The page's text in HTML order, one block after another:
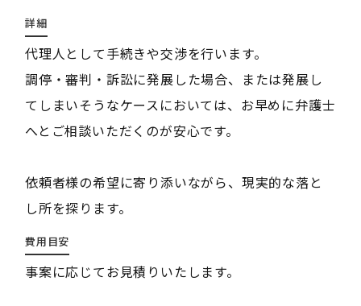
詳細
代理人として手続きや交渉を行います。
調停・審判・訴訟に発展した場合、または発展し
てしまいそうなケースにおいては、お早めに弁護士
へとご相談いただくのが安心です。
依頼者様の希望に寄り添いながら、現実的な落と
し所を探ります。
費用目安
事案に応じてお見積りいたします。